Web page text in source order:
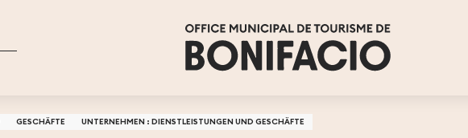
GESCHÄFTE UNTERNEHMEN : DIENSTLEISTUNGEN UND GESCHÄFTE